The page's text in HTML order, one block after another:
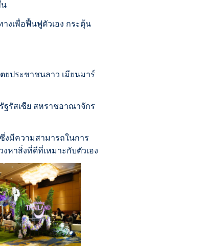
น
งเพื่อฟื้นฟูตัวเอง กระตุ้น
ยประชาชนลาว เมียนมาร์
ฐรัสเซีย สหราชอาณาจักร
งมีความสามารถในการ
หาสิ่งที่ดีที่เหมาะกับตัวเอง